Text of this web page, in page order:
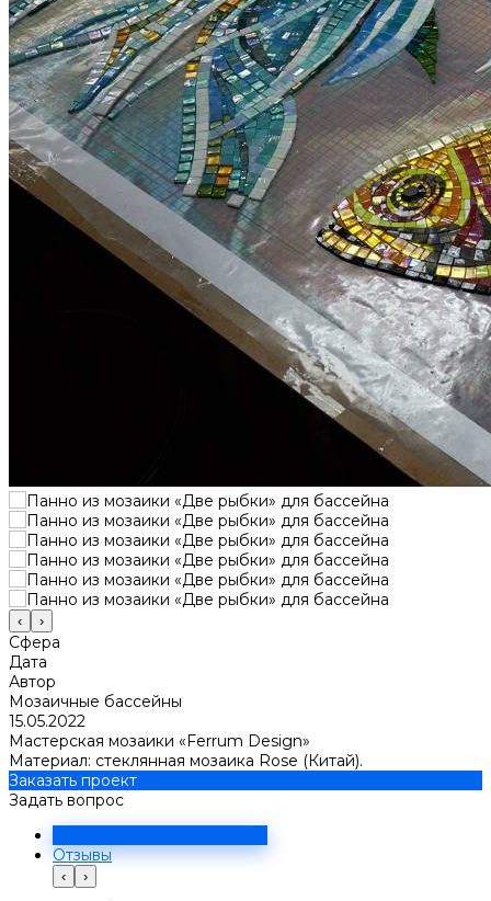
‹ ›
Сфера
Дата
Автор
Мозаичные бассейны
15.05.2022
Мастерская мозаики «Ferrum Design»
Материал: стеклянная мозаика Rose (Китай).
Заказать проект
Задать вопрос
Отзывы
‹ ›